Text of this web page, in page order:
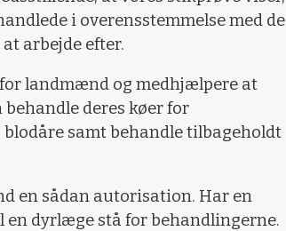
i overensstemmelse med de
arbejde efter.
landmænd og medhjælpere at
behandle deres køer for
samt behandle tilbageholdt
en sådan autorisation. Har en
dyrlæge stå for behandlingerne.